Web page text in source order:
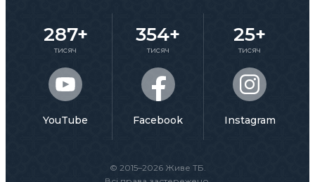
© 2015–2026 Живе ТБ.
287+
тисяч
YouTube
354+
тисяч
Facebook
25+
тисяч
Instagram